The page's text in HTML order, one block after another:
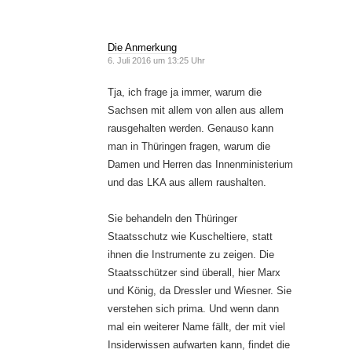
Die Anmerkung
6. Juli 2016 um 13:25 Uhr
Tja, ich frage ja immer, warum die
Sachsen mit allem von allen aus allem
rausgehalten werden. Genauso kann
man in Thüringen fragen, warum die
Damen und Herren das Innenministerium
und das LKA aus allem raushalten.
Sie behandeln den Thüringer
Staatsschutz wie Kuscheltiere, statt
ihnen die Instrumente zu zeigen. Die
Staatsschützer sind überall, hier Marx
und König, da Dressler und Wiesner. Sie
verstehen sich prima. Und wenn dann
mal ein weiterer Name fällt, der mit viel
Insiderwissen aufwarten kann, findet die